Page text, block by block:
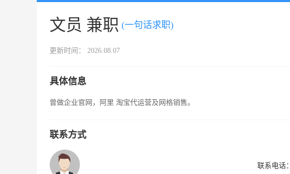
文员 兼职 (一句话求职)
更新时间： 2026.08.07
具体信息
曾做企业官网，阿里 淘宝代运营及网格销售。
联系方式
联系电话：